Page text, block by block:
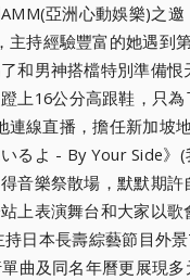
亞洲心動娛樂)之邀
主持經驗豐富的她遇到
和男神搭檔特別準備
上16公分高跟鞋， 只
連線直播，擔任新加坡
るよ - By Your Side》
音樂祭散場，默默期許
上表演舞台和大家以歌
持日本長壽綜藝節目外
曲及同名年曆更展現